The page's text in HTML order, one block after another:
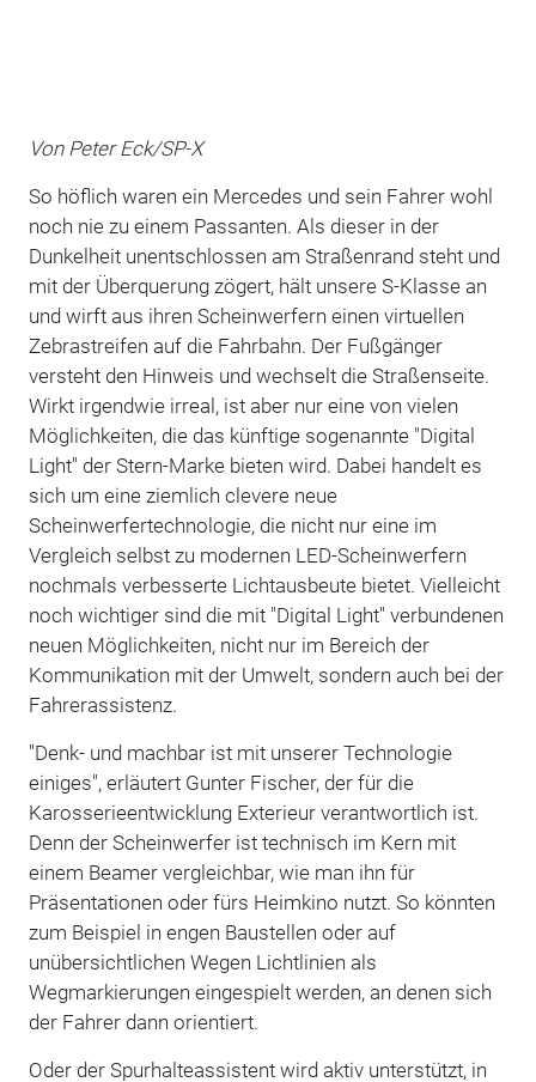
Von Peter Eck/SP-X
So höflich waren ein Mercedes und sein Fahrer wohl
noch nie zu einem Passanten. Als dieser in der
Dunkelheit unentschlossen am Straßenrand steht und
mit der Überquerung zögert, hält unsere S-Klasse an
und wirft aus ihren Scheinwerfern einen virtuellen
Zebrastreifen auf die Fahrbahn. Der Fußgänger
versteht den Hinweis und wechselt die Straßenseite.
Wirkt irgendwie irreal, ist aber nur eine von vielen
Möglichkeiten, die das künftige sogenannte "Digital
Light" der Stern-Marke bieten wird. Dabei handelt es
sich um eine ziemlich clevere neue
Scheinwerfertechnologie, die nicht nur eine im
Vergleich selbst zu modernen LED-Scheinwerfern
nochmals verbesserte Lichtausbeute bietet. Vielleicht
noch wichtiger sind die mit "Digital Light" verbundenen
neuen Möglichkeiten, nicht nur im Bereich der
Kommunikation mit der Umwelt, sondern auch bei der
Fahrerassistenz.
"Denk- und machbar ist mit unserer Technologie
einiges", erläutert Gunter Fischer, der für die
Karosserieentwicklung Exterieur verantwortlich ist.
Denn der Scheinwerfer ist technisch im Kern mit
einem Beamer vergleichbar, wie man ihn für
Präsentationen oder fürs Heimkino nutzt. So könnten
zum Beispiel in engen Baustellen oder auf
unübersichtlichen Wegen Lichtlinien als
Wegmarkierungen eingespielt werden, an denen sich
der Fahrer dann orientiert.
Oder der Spurhalteassistent wird aktiv unterstützt, in